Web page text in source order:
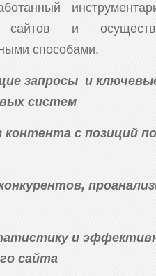
и
способами.
запросы и
систем
контента с позиций
и
сайта